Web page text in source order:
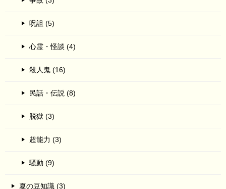
呪詛 (5)
心霊・怪談 (4)
殺人鬼 (16)
民話・伝説 (8)
脱獄 (3)
超能力 (3)
騒動 (9)
夏の豆知識 (3)